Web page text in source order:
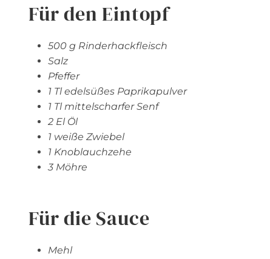
Für den Eintopf
500 g Rinderhackfleisch
Salz
Pfeffer
1 Tl edelsüßes Paprikapulver
1 Tl mittelscharfer Senf
2 El Öl
1 weiße Zwiebel
1 Knoblauchzehe
3 Möhre
Für die Sauce
Mehl